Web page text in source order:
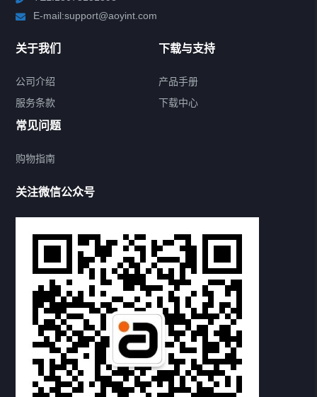
所有分类
无线音频适配器
5.1音频解码器
耳放&功放
耳机&音箱
HDMI适配器
精品配件
下载中心
E-mail:support@aoyint.com
关于我们
公司介绍
服务条款
下载与支持
产品手册
下载中心
常见问题
购物指南
关注微信公众号